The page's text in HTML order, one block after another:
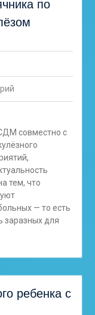
по
совместно с
тем, что
— то есть
заразных для
ребенка с